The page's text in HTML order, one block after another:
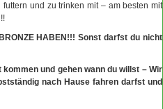
und zu trinken mit – am besten mit
HABEN!!! Sonst darfst du nicht
und gehen wann du willst – Wir
nach Hause fahren darfst und